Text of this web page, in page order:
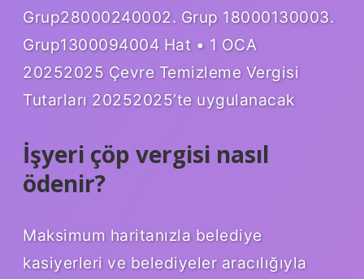
Grup28000240002. Grup 18000130003.
Grup1300094004 Hat • 1 OCA
20252025 Çevre Temizleme Vergisi
Tutarları 20252025’te uygulanacak
İşyeri çöp vergisi nasıl
ödenir?
Maksimum haritanızla belediye
kasiyerleri ve belediyeler aracılığıyla